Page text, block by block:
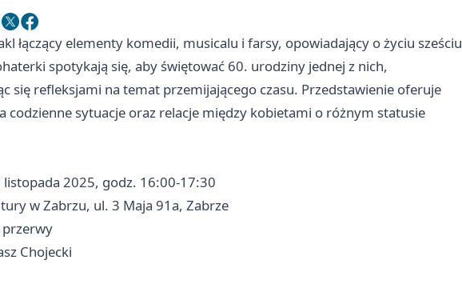
łączący elementy komedii, musicalu i farsy, opowiadający o życiu sześciu
spotykają się, aby świętować 60. urodziny jednej z nich,
się refleksjami na temat przemijającego czasu. Przedstawienie oferuje
codzienne sytuacje oraz relacje między kobietami o różnym statusie
listopada 2025, godz. 16:00-17:30
w Zabrzu, ul. 3 Maja 91a, Zabrze
Chojecki